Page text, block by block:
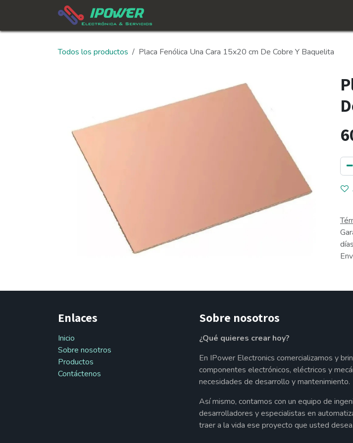
Todos los productos Placa Fenólica Una Cara 15x20 cm De Cobre Y Baquelita
días
Enlaces
Inicio
Sobre nosotros
Productos
Contáctenos
Sobre nosotros
¿Qué quieres crear hoy?
En IPower Electronics comercializamos y
componentes electrónicos, eléctricos y
necesidades de desarrollo y mantenimiento.
Así mismo, contamos con un equipo de
desarrolladores y especialistas en
traer a la vida ese proyecto que usted desea.